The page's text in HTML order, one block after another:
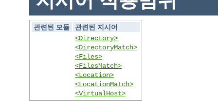
관련된 모듈
관련된 지시어
<Directory>
<DirectoryMatch>
<Files>
<FilesMatch>
<Location>
<LocationMatch>
<VirtualHost>